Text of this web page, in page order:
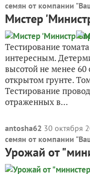
семян от компании
Мистер
Тестирование
интересным.
высотой не менее
открытом грунте.
Тестирование
отраженных в...
antosha62 30 октября
семян от компании
Урожай от